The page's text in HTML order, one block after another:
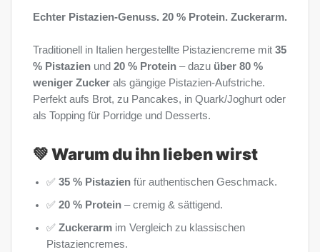
Echter Pistazien-Genuss. 20 % Protein. Zuckerarm.
Traditionell in Italien hergestellte Pistaziencreme mit 35
% Pistazien und 20 % Protein – dazu über 80 %
weniger Zucker als gängige Pistazien-Aufstriche.
Perfekt aufs Brot, zu Pancakes, in Quark/Joghurt oder
als Topping für Porridge und Desserts.
💚 Warum du ihn lieben wirst
✅35 % Pistazien für authentischen Geschmack.
✅20 % Protein – cremig & sättigend.
✅Zuckerarm im Vergleich zu klassischen
Pistaziencremes.